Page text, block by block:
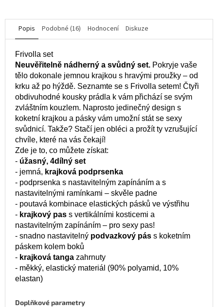
Popis Podobné (16) Hodnocení Diskuze
Frivolla set
Neuvěřitelně nádherný a svůdný set. Pokryje vaše
tělo dokonale jemnou krajkou s hravými proužky – od
krku až po hýždě. Seznamte se s Frivolla setem! Čtyři
obdivuhodné kousky prádla k vám přichází se svým
zvláštním kouzlem. Naprosto jedinečný design s
koketní krajkou a pásky vám umožní stát se sexy
svůdnicí. Takže? Stačí jen obléci a prožít ty vzrušující
chvíle, které na vás čekají!
Zde je to, co můžete získat:
- úžasný, 4dílný set
- jemná, krajková podprsenka
- podprsenka s nastavitelným zapínáním a s
nastavitelnými ramínkami – skvěle padne
- poutavá kombinace elastických pásků ve výstřihu
- krajkový pas s vertikálními kosticemi a
nastavitelným zapínáním – pro sexy pas!
- snadno nastavitelný podvazkový pás s koketním
páskem kolem boků
- krajková tanga zahrnuty
- měkký, elastický materiál (90% polyamid, 10%
elastan)
Doplňkové parametry